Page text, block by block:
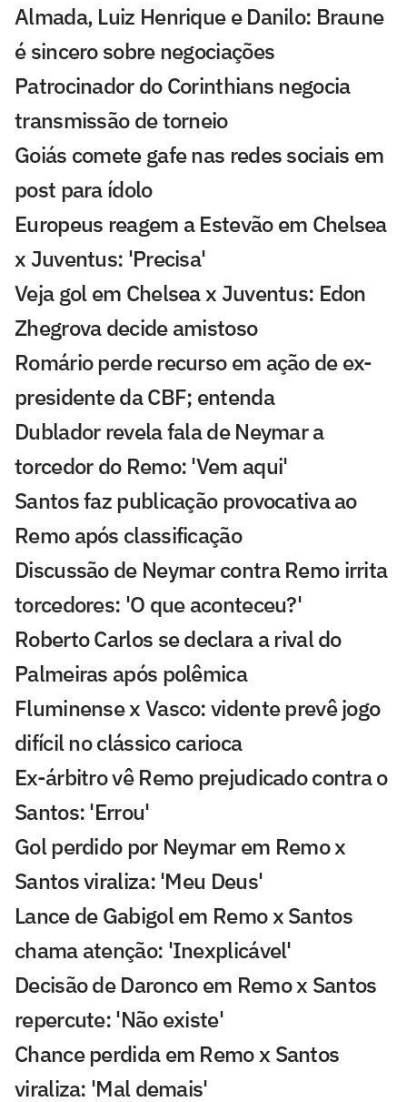
Almada, Luiz Henrique e Danilo: Braune
é sincero sobre negociações
Patrocinador do Corinthians negocia
transmissão de torneio
Goiás comete gafe nas redes sociais em
post para ídolo
Europeus reagem a Estevão em Chelsea
x Juventus: 'Precisa'
Veja gol em Chelsea x Juventus: Edon
Zhegrova decide amistoso
Romário perde recurso em ação de ex-
presidente da CBF; entenda
Dublador revela fala de Neymar a
torcedor do Remo: 'Vem aqui'
Santos faz publicação provocativa ao
Remo após classificação
Discussão de Neymar contra Remo irrita
torcedores: 'O que aconteceu?'
Roberto Carlos se declara a rival do
Palmeiras após polêmica
Fluminense x Vasco: vidente prevê jogo
difícil no clássico carioca
Ex-árbitro vê Remo prejudicado contra o
Santos: 'Errou'
Gol perdido por Neymar em Remo x
Santos viraliza: 'Meu Deus'
Lance de Gabigol em Remo x Santos
chama atenção: 'Inexplicável'
Decisão de Daronco em Remo x Santos
repercute: 'Não existe'
Chance perdida em Remo x Santos
viraliza: 'Mal demais'